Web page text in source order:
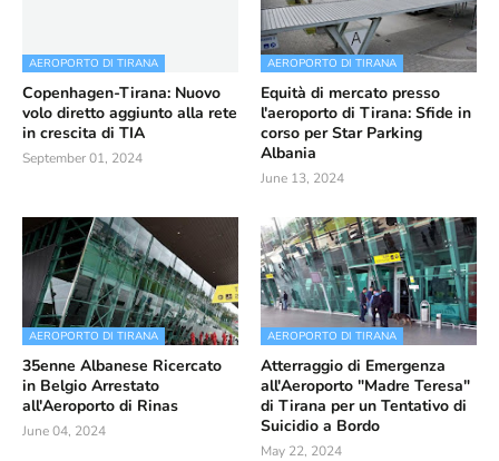
AEROPORTO DI TIRANA
Copenhagen-Tirana: Nuovo
volo diretto aggiunto alla rete
in crescita di TIA
September 01, 2024
AEROPORTO DI TIRANA
Equità di mercato presso
l'aeroporto di Tirana: Sfide in
corso per Star Parking
Albania
June 13, 2024
AEROPORTO DI TIRANA
35enne Albanese Ricercato
in Belgio Arrestato
all'Aeroporto di Rinas
June 04, 2024
AEROPORTO DI TIRANA
Atterraggio di Emergenza
all'Aeroporto "Madre Teresa"
di Tirana per un Tentativo di
Suicidio a Bordo
May 22, 2024